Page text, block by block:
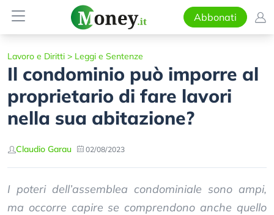
Abbonati
Lavoro e Diritti > Leggi e Sentenze
Il condominio può imporre al
proprietario di fare lavori
nella sua abitazione?
Claudio Garau 02/08/2023
I poteri dell’assemblea condominiale sono ampi,
ma occorre capire se comprendono anche quello